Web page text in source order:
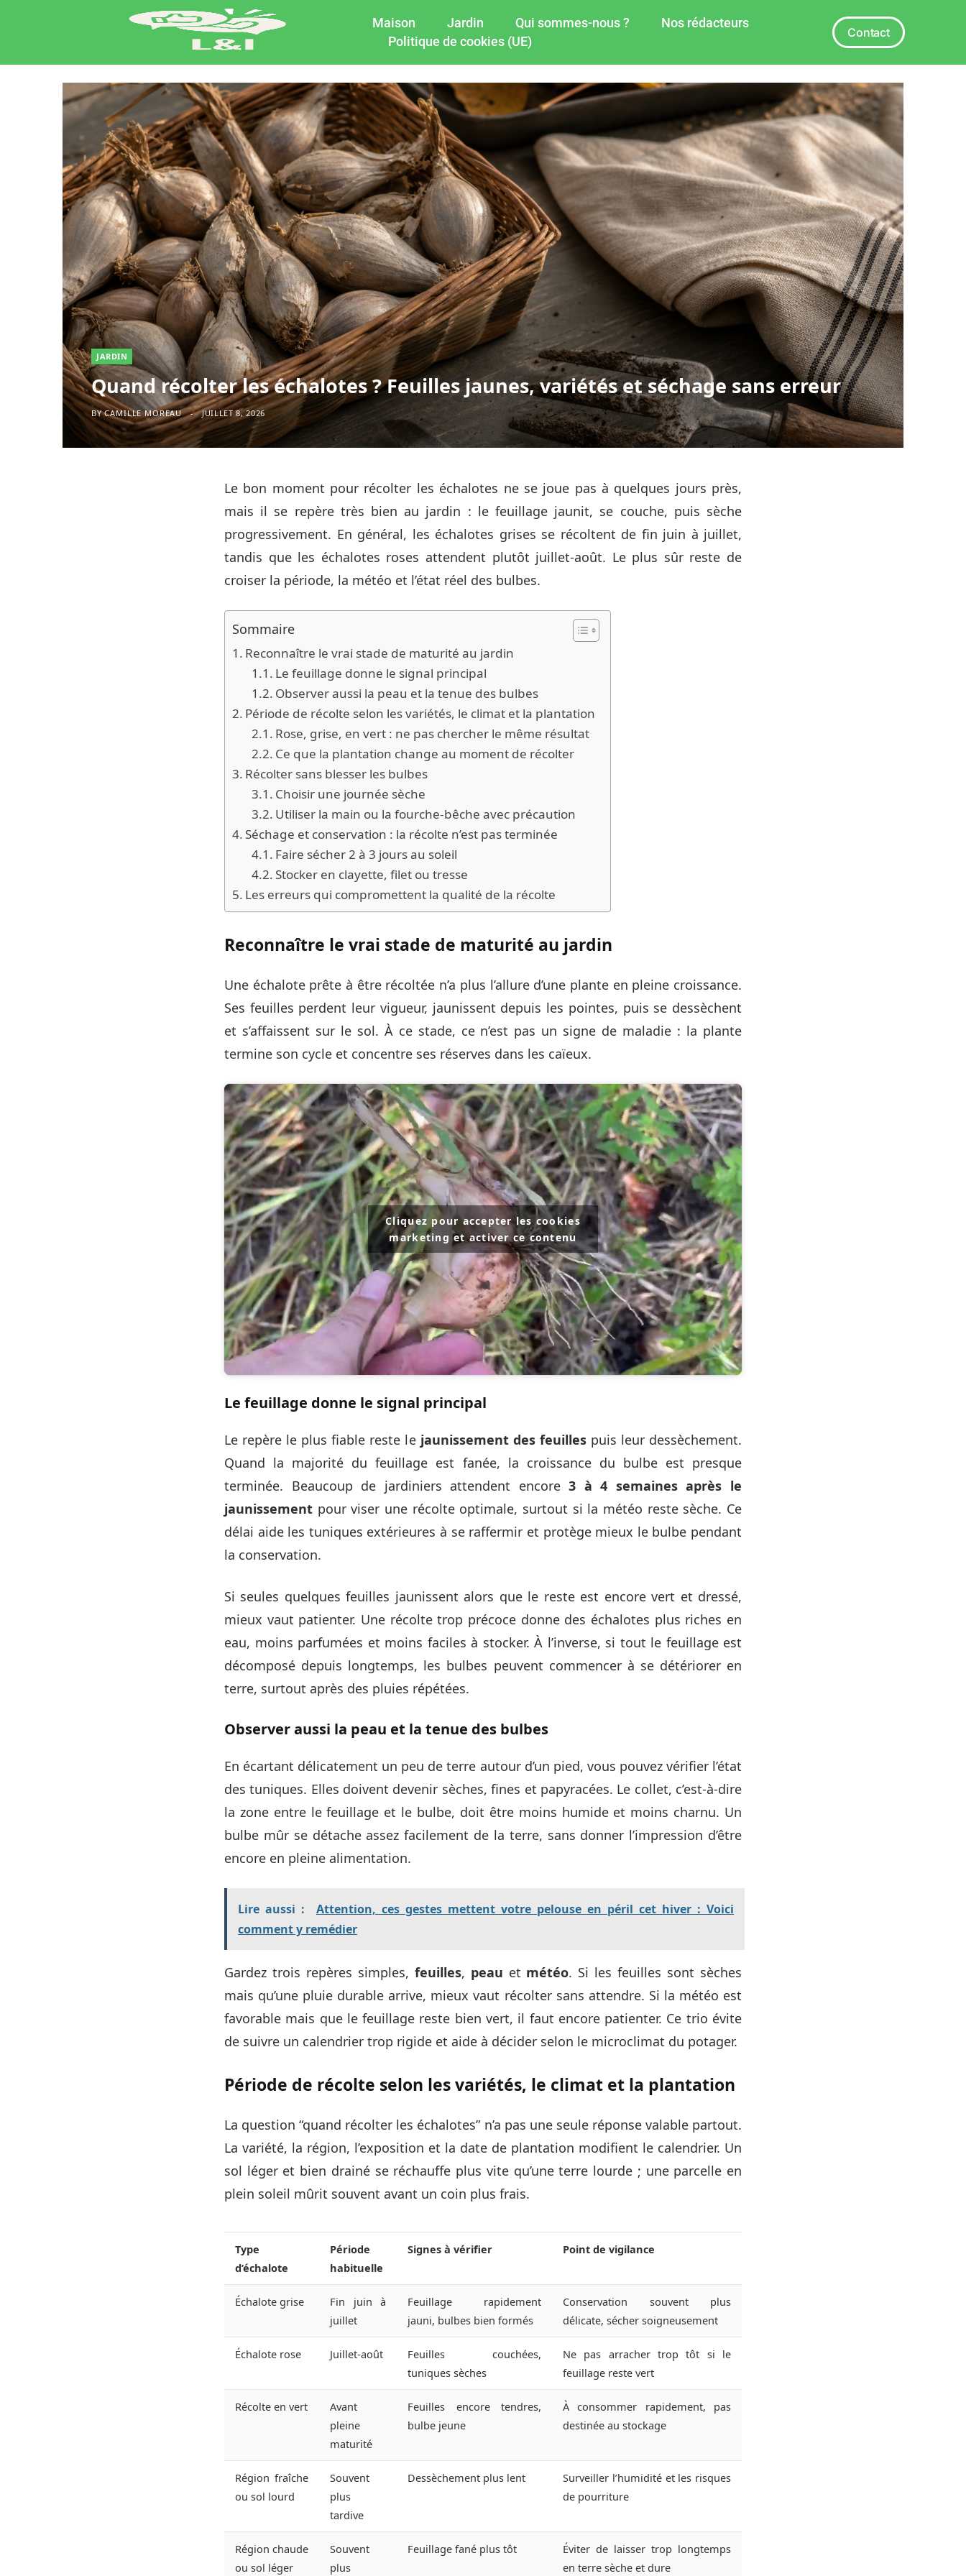
Maison Jardin Qui sommes-nous ?
Nos rédacteurs
Politique de cookies (UE)
Contact
JARDIN
Quand récolter les échalotes ? Feuilles jaunes, variétés et séchage sans erreur
BY CAMILLE MOREAU JUILLET 8, 2026
Le bon moment pour récolter les échalotes ne se joue pas à quelques jours près,
mais il se repère très bien au jardin : le feuillage jaunit, se couche, puis sèche
progressivement. En général, les échalotes grises se récoltent de fin juin à juillet,
tandis que les échalotes roses attendent plutôt juillet-août. Le plus sûr reste de
croiser la période, la météo et l’état réel des bulbes.
Sommaire
Reconnaître le vrai stade de maturité au jardin
Le feuillage donne le signal principal
Observer aussi la peau et la tenue des bulbes
Période de récolte selon les variétés, le climat et la plantation
Rose, grise, en vert : ne pas chercher le même résultat
Ce que la plantation change au moment de récolter
Récolter sans blesser les bulbes
Choisir une journée sèche
Utiliser la main ou la fourche-bêche avec précaution
Séchage et conservation : la récolte n’est pas terminée
Faire sécher 2 à 3 jours au soleil
Stocker en clayette, filet ou tresse
Les erreurs qui compromettent la qualité de la récolte
Reconnaître le vrai stade de maturité au jardin
Une échalote prête à être récoltée n’a plus l’allure d’une plante en pleine croissance.
Ses feuilles perdent leur vigueur, jaunissent depuis les pointes, puis se dessèchent
et s’affaissent sur le sol. À ce stade, ce n’est pas un signe de maladie : la plante
termine son cycle et concentre ses réserves dans les caïeux.
Cliquez pour accepter les cookies
marketing et activer ce contenu
Le feuillage donne le signal principal
Le repère le plus fiable reste le jaunissement des feuillespuis leur dessèchement.
Quand la majorité du feuillage est fanée, la croissance du bulbe est presque
terminée. Beaucoup de jardiniers attendent encore3 à 4 semaines après le
jaunissement pour viser une récolte optimale, surtout si la météo reste sèche. Ce
délai aide les tuniques extérieures à se raffermir et protège mieux le bulbe pendant
la conservation.
Si seules quelques feuilles jaunissent alors que le reste est encore vert et dressé,
mieux vaut patienter. Une récolte trop précoce donne des échalotes plus riches en
eau, moins parfumées et moins faciles à stocker. À l’inverse, si tout le feuillage est
décomposé depuis longtemps, les bulbes peuvent commencer à se détériorer en
terre, surtout après des pluies répétées.
Observer aussi la peau et la tenue des bulbes
En écartant délicatement un peu de terre autour d’un pied, vous pouvez vérifier l’état
des tuniques. Elles doivent devenir sèches, fines et papyracées. Le collet, c’est-à-dire
la zone entre le feuillage et le bulbe, doit être moins humide et moins charnu. Un
bulbe mûr se détache assez facilement de la terre, sans donner l’impression d’être
encore en pleine alimentation.
Lire aussi :
Attention, ces gestes mettent votre pelouse en péril cet hiver : Voici
comment y remédier
Gardez trois repères simples, feuilles, peau et météo. Si les feuilles sont sèches
mais qu’une pluie durable arrive, mieux vaut récolter sans attendre. Si la météo est
favorable mais que le feuillage reste bien vert, il faut encore patienter. Ce trio évite
de suivre un calendrier trop rigide et aide à décider selon le microclimat du potager.
Période de récolte selon les variétés, le climat et la plantation
La question “quand récolter les échalotes” n’a pas une seule réponse valable partout.
La variété, la région, l’exposition et la date de plantation modifient le calendrier. Un
sol léger et bien drainé se réchauffe plus vite qu’une terre lourde ; une parcelle en
plein soleil mûrit souvent avant un coin plus frais.
Type
d’échalote
Période
habituelle
Signes à vérifier Point de vigilance
Échalote grise
Fin juin à
juillet
Feuillage rapidement
jauni, bulbes bien formés
Conservation souvent plus
délicate, sécher soigneusement
Échalote rose Juillet-août
Feuilles couchées,
tuniques sèches
Ne pas arracher trop tôt si le
feuillage reste vert
Récolte en vert
Avant
pleine
maturité
Feuilles encore tendres,
bulbe jeune
À consommer rapidement, pas
destinée au stockage
Région fraîche
ou sol lourd
Souvent
plus
tardive
Dessèchement plus lent
Surveiller l’humidité et les risques
de pourriture
Région chaude
ou sol léger
Souvent
plus
Feuillage fané plus tôt
Éviter de laisser trop longtemps
en terre sèche et dure